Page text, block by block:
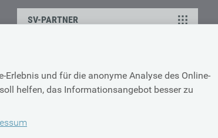
Erlebnis und für die anonyme Analyse des Online-
helfen, das Informationsangebot besser zu
SV-PARTNER
Impressum
Barrierefreiheit